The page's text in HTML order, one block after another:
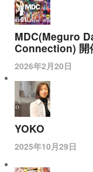
MDC(Meguro
Connection) 開
2026年2月20日
YOKO
2025年10月29日